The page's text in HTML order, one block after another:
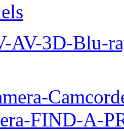
AV-3D-Blu-
FIND-A-